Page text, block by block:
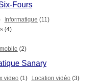
Fours
Informatique (11)
(4)
(2)
Sanary
video (1) Location vidéo (3)